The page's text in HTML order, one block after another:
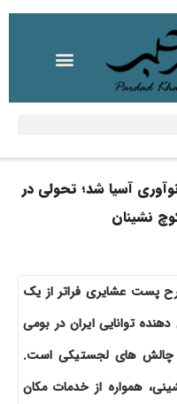
آسیا شد؛ تحولی در
نشینان
عشایری فراتر از یک
توانایی ایران در بومی
های لجستیکی است.
همواره از خدمات مکان